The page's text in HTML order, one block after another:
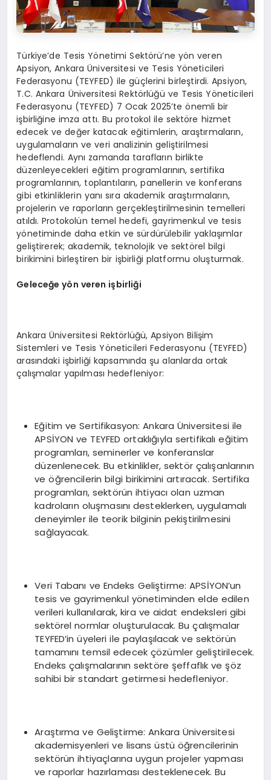
Türkiye’de Tesis Yönetimi Sektörü’ne yön veren
Apsiyon, Ankara Üniversitesi ve Tesis Yöneticileri
Federasyonu (TEYFED) ile güçlerini birleştirdi. Apsiyon,
T.C. Ankara Üniversitesi Rektörlüğü ve Tesis Yöneticileri
Federasyonu (TEYFED) 7 Ocak 2025’te önemli bir
işbirliğine imza attı. Bu protokol ile sektöre hizmet
edecek ve değer katacak eğitimlerin, araştırmaların,
uygulamaların ve veri analizinin geliştirilmesi
hedeflendi. Aynı zamanda tarafların birlikte
düzenleyecekleri eğitim programlarının, sertifika
programlarının, toplantıların, panellerin ve konferans
gibi etkinliklerin yanı sıra akademik araştırmaların,
projelerin ve raporların gerçekleştirilmesinin temelleri
atıldı. Protokolün temel hedefi, gayrimenkul ve tesis
yönetiminde daha etkin ve sürdürülebilir yaklaşımlar
geliştirerek; akademik, teknolojik ve sektörel bilgi
birikimini birleştiren bir işbirliği platformu oluşturmak.
Geleceğe yön veren işbirliği
Ankara Üniversitesi Rektörlüğü, Apsiyon Bilişim
Sistemleri ve Tesis Yöneticileri Federasyonu (TEYFED)
arasındaki işbirliği kapsamında şu alanlarda ortak
çalışmalar yapılması hedefleniyor:
Eğitim ve Sertifikasyon: Ankara Üniversitesi ile
APSİYON ve TEYFED ortaklığıyla sertifikalı eğitim
programları, seminerler ve konferanslar
düzenlenecek. Bu etkinlikler, sektör çalışanlarının
ve öğrencilerin bilgi birikimini artıracak. Sertifika
programları, sektörün ihtiyacı olan uzman
kadroların oluşmasını desteklerken, uygulamalı
deneyimler ile teorik bilginin pekiştirilmesini
sağlayacak.
Veri Tabanı ve Endeks Geliştirme: APSİYON’un
tesis ve gayrimenkul yönetiminden elde edilen
verileri kullanılarak, kira ve aidat endeksleri gibi
sektörel normlar oluşturulacak. Bu çalışmalar
TEYFED’in üyeleri ile paylaşılacak ve sektörün
tamamını temsil edecek çözümler geliştirilecek.
Endeks çalışmalarının sektöre şeffaflık ve şöz
sahibi bir standart getirmesi hedefleniyor.
Araştırma ve Geliştirme: Ankara Üniversitesi
akademisyenleri ve lisans üstü öğrencilerinin
sektörün ihtiyaçlarına uygun projeler yapması
ve raporlar hazırlaması desteklenecek. Bu